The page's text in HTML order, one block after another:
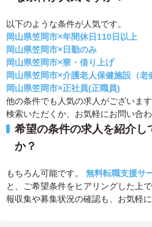
以下のような条件が人気です。
岡山県笠岡市×年間休日110日以上
岡山県笠岡市×日勤のみ
岡山県笠岡市×寮・借り上げ
岡山県笠岡市×介護老人保健施設（老
岡山県笠岡市×正社員(正職員)
他の条件でも人気の求人がございま
検索いただくか、お気軽にお問い合わ
希望の条件の求人を紹介し
か？
もちろん可能です。 無料転職支援サ
と、ご希望条件をヒアリングした上
報収集や募集状況の確認も、お気軽に